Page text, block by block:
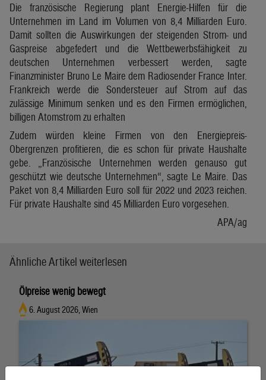
Die französische Regierung plant Energie-Hilfen für die
Unternehmen im Land im Volumen von 8,4 Milliarden Euro.
Damit sollten die Auswirkungen der steigenden Strom- und
Gaspreise abgefedert und die Wettbewerbsfähigkeit zu
deutschen Unternehmen verbessert werden, sagte
Finanzminister Bruno Le Maire dem Radiosender France Inter.
Frankreich werde die Sondersteuer auf Strom auf das
zulässige Minimum senken und es den Firmen ermöglichen,
billigen Atomstrom zu erhalten
Zudem würden kleine Firmen von den Energiepreis-
Obergrenzen profitieren, die es schon für private Haushalte
gebe. „Französische Unternehmen werden genauso gut
geschützt wie deutsche Unternehmen“, sagte Le Maire. Das
Paket von 8,4 Milliarden Euro soll für 2022 und 2023 reichen.
Für private Haushalte sind 45 Milliarden Euro vorgesehen.
APA/ag
Ähnliche Artikel weiterlesen
Ölpreise wenig bewegt
6. August 2026, Wien